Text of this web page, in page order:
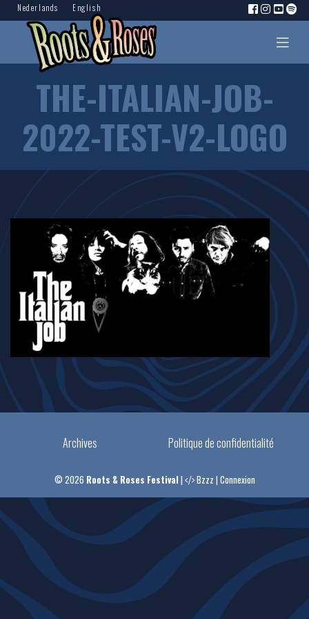
Nederlands English
THE-ITALIAN-JOB-
2022-TEST-V2-LOGO
Archives Politique de confidentialité
© 2026 Roots & Roses Festival | Bzzz | Connexion